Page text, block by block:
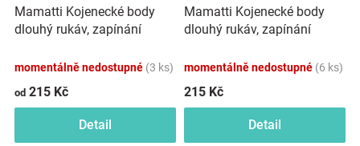
Mamatti Kojenecké body
dlouhý rukáv, zapínání
momentálně nedostupné (3 ks)
od 215 Kč
Detail
Mamatti Kojenecké body
dlouhý rukáv, zapínání
momentálně nedostupné (6 ks)
215 Kč
Detail